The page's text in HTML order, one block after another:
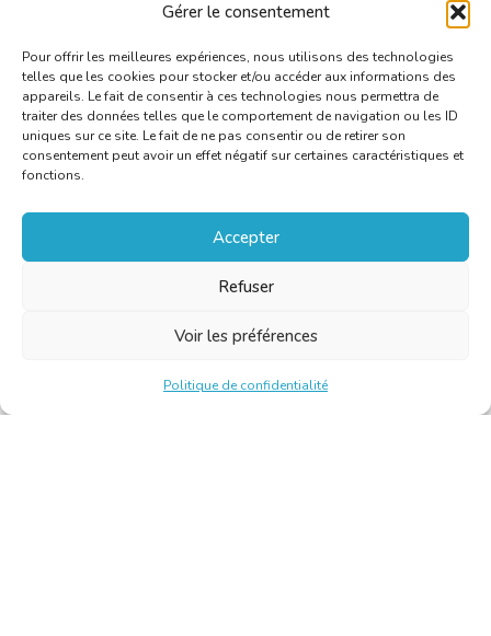
Gérer le consentement
Pour offrir les meilleures expériences, nous utilisons des technologies
telles que les cookies pour stocker et/ou accéder aux informations des
appareils. Le fait de consentir à ces technologies nous permettra de
traiter des données telles que le comportement de navigation ou les ID
uniques sur ce site. Le fait de ne pas consentir ou de retirer son
consentement peut avoir un effet négatif sur certaines caractéristiques et
fonctions.
Accepter
Refuser
Voir les préférences
Politique de confidentialité